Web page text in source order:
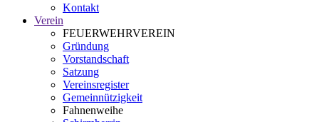
Kontakt
Verein
FEUERWEHRVEREIN
Gründung
Vorstandschaft
Satzung
Vereinsregister
Gemeinnützigkeit
Fahnenweihe